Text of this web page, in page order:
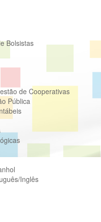
Bolsistas
de Cooperativas
Pública
Inglês